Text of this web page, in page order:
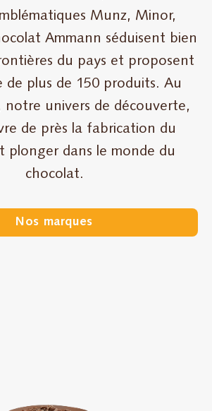
Munz, Minor,
Ammann séduisent bien
du pays et proposent
de plus de 150 produits. Au
notre univers de découverte,
de près la fabrication du
plonger dans le monde du
chocolat.
Nos marques